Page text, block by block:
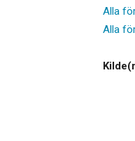
Alla
Alla